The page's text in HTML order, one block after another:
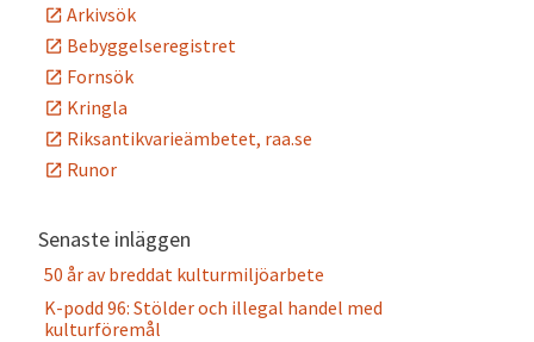
Arkivsök
Bebyggelseregistret
Fornsök
Kringla
Riksantikvarieämbetet, raa.se
Runor
Senaste inläggen
50 år av breddat kulturmiljöarbete
K-podd 96: Stölder och illegal handel med
kulturföremål